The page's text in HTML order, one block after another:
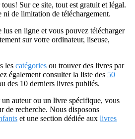
Sur ce site, tout est gratuit et légal.
ni de limitation de téléchargement.
lus en ligne et vous pouvez télécharger
sur votre ordinateur, liseuse,
les catégories ou trouver des livres par
également consulter la liste des 50
des 10 derniers livres publiés.
auteur ou un livre spécifique, vous
de recherche. Nous disposons
et une section dédiée aux livres